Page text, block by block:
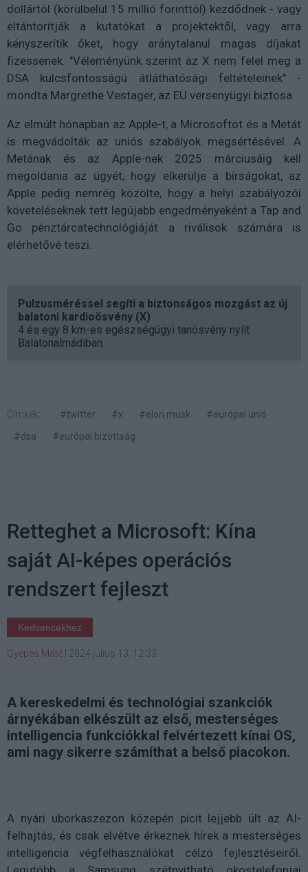
dollártól (körülbelül 15 millió forinttól) kezdődnek - vagy
eltántorítják a kutatókat a projektektől, vagy arra
kényszerítik őket, hogy aránytalanul magas díjakat
fizessenek. "Véleményünk szerint az X nem felel meg a
DSA kulcsfontosságú átláthatósági feltételeinek" -
mondta Margrethe Vestager, az EU versenyügyi biztosa.
Az elmúlt hónapban az Apple-t, a Microsoftot és a Metát
is megvádolták az uniós szabályok megsértésével. A
Metának és az Apple-nek 2025 márciusáig kell
megoldania az ügyét, hogy elkerülje a bírságokat, az
Apple pedig nemrég közölte, hogy a helyi szabályozói
követeléseknek tett legújabb engedményeként a Tap and
Go pénztárcatechnológiáját a riválisok számára is
elérhetővé teszi.
Pulzusméréssel segíti a biztonságos mozgást az új
balatoni kardioösvény (X)
4 és egy 8 km-es egészségügyi tanösvény nyílt
Balatonalmádiban.
Címkék: #twitter #x #elon musk
#európai unió
#dsa
#európai bizottság
Retteghet a Microsoft: Kína
saját AI-képes operációs
rendszert fejleszt
Kedvencekhez
Gyepes Máté 2024 július 13. 12:33
A kereskedelmi és technológiai szankciók
árnyékában elkészült az első, mesterséges
intelligencia funkciókkal felvértezett kínai OS,
ami nagy sikerre számíthat a belső piacokon.
A nyári uborkaszezon közepén picit lejjebb ült az AI-
felhajtás, és csak elvétve érkeznek hírek a mesterséges
intelligencia végfelhasználókat célzó fejlesztéseiről.